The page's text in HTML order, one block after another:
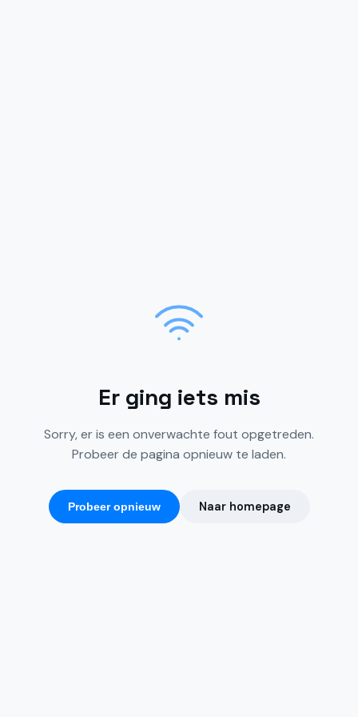
Er ging iets mis
Sorry, er is een onverwachte fout opgetreden.
Probeer de pagina opnieuw te laden.
Probeer opnieuw Naar homepage